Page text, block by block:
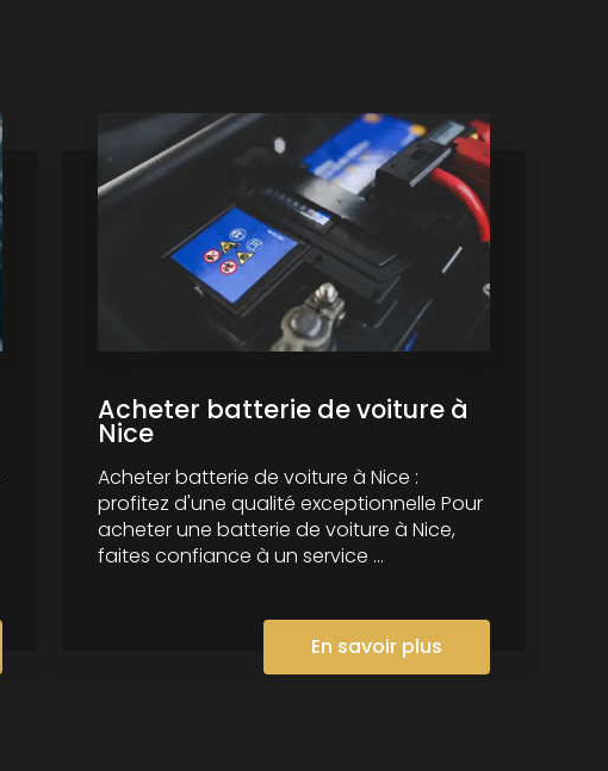
Acheter batterie de voiture à
Nice
Acheter batterie de voiture à Nice :
profitez d'une qualité exceptionnelle Pour
acheter une batterie de voiture à Nice,
faites confiance à un service ...
En savoir plus